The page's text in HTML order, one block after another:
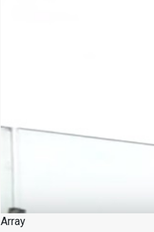
Array